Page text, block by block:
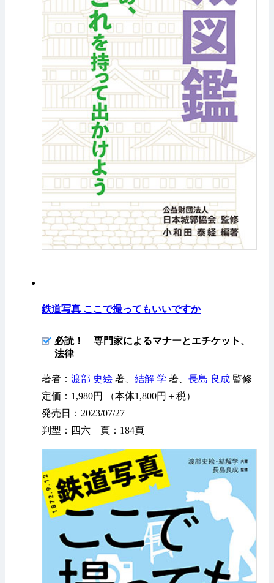
鉄道写真 ここで撮ってもいいですか
必読！ 専門家によるマナーとエチケット、
法律
著者： 渡部 史絵 著、 結解 学 著、 長島 良成 監修
定価：1,980円 （本体1,800円＋税）
発売日：2023/07/27
判型：四六 頁：184頁